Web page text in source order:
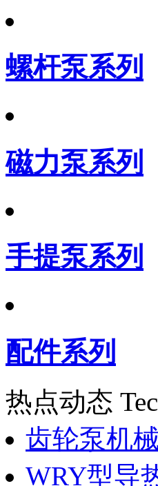
螺杆泵系列
磁力泵系列
手提泵系列
配件系列
热点动态
齿轮泵机
WRY型导